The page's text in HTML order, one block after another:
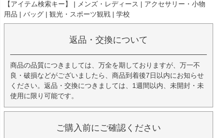
【アイテム検索キー】 | メンズ・レディース | アクセサリー・小物
用品 | バッグ | 観光・スポーツ観戦 | 学校
返品・交換について
商品の品質につきましては、万全を期しておりますが、万一不
良・破損などがございましたら、商品到着後7日以内にお知らせ
ください。返品・交換につきましては、1週間以内、未開封・未
使用に限り可能です。
ご購入前にご確認ください